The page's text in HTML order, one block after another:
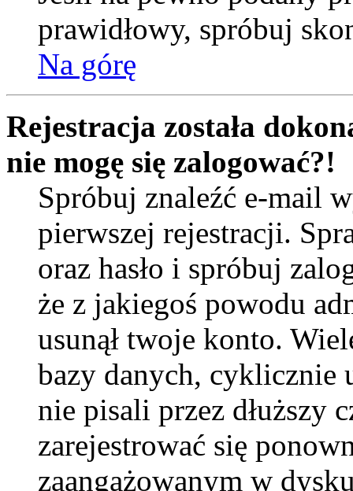
prawidłowy, spróbuj
Na górę
Rejestracja została
nie mogę się zalogować?!
Spróbuj znaleźć e-mail
pierwszej rejestracji.
oraz hasło i spróbuj
że z jakiegoś powodu
usunął twoje konto.
bazy danych, cyklicznie
nie pisali przez dłuższy
zarejestrować się
zaangażowanym w